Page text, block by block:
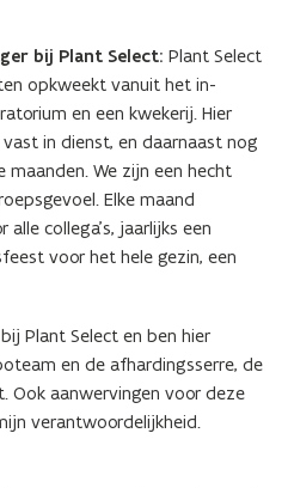
bij Plant Select: Plant Select
opkweekt vanuit het in-
en een kwekerij. Hier
in dienst, en daarnaast nog
maanden. We zijn een hecht
Elke maand
collega’s, jaarlijks een
voor het hele gezin, een
Plant Select en ben hier
en de afhardingsserre, de
Ook aanwervingen voor deze
verantwoordelijkheid.